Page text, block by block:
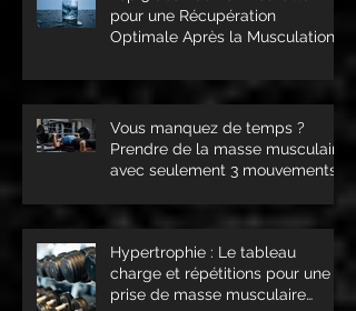
pour une Récupération
Optimale Après la Musculation
Vous manquez de temps ?
Prendre de la masse musculaire
avec seulement 3 mouvements
Hypertrophie : Le tableau
charge et répétitions pour une
prise de masse musculaire